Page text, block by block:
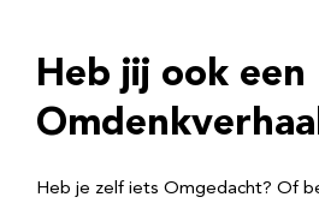
r
e
Heb jij ook een
Heb je zelf iets Omgedacht? Of